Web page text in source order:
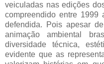
veiculadas nas edições
compreendido entre 1999
defendida. Pois apesar
animação ambiental
diversidade técnica,
evidente que as